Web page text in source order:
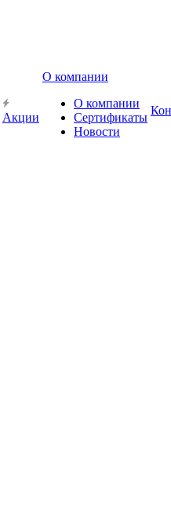
Акции
О компании
О компании
Сертификаты
Новости